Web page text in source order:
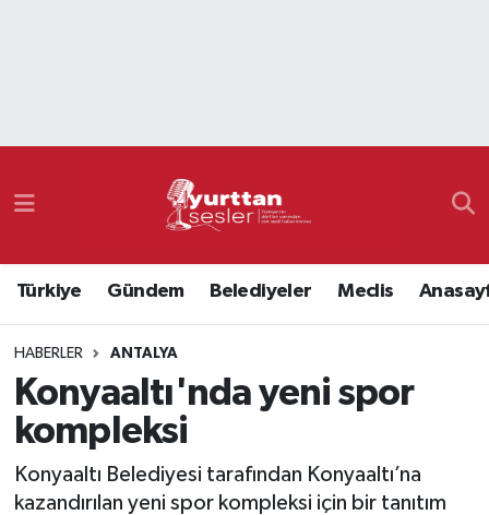
Türkiye Gündem Belediyeler Meclis
HABERLER ANTALYA
Konyaaltı'nda yeni spor
kompleksi
Konyaaltı Belediyesi tarafından Konyaaltı’na
kazandırılan yeni spor kompleksi için bir tanıtım
Namaz Vakitleri
Süper Lig Puan Durumu ve Fikstür
Tüm Manşetler
Son Dakika Haberleri
Haber Arşivi